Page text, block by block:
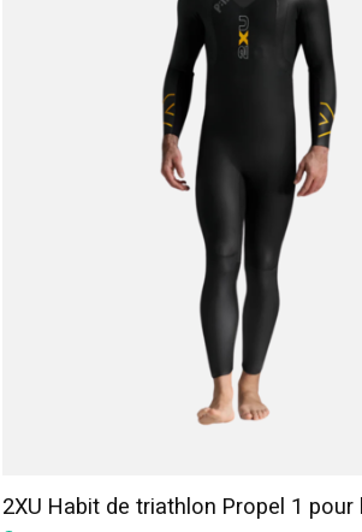
2XU Habit de triathlon Propel 1